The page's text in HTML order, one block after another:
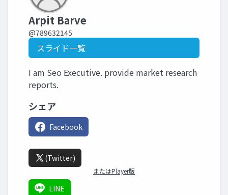
Arpit Barve
@789632145
スライド一覧
I am Seo Executive. provide market research
reports.
シェア
Facebook
(Twitter)
またはPlayer版
LINE